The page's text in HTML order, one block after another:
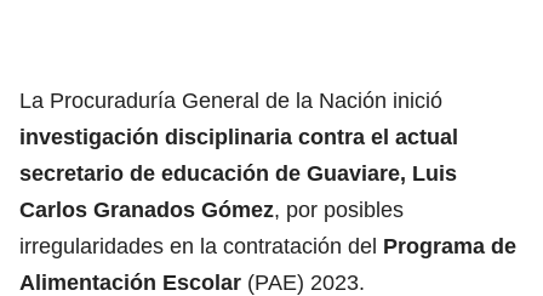
La Procuraduría General de la Nación inició
investigación disciplinaria contra el actual
secretario de educación de Guaviare, Luis
Carlos Granados Gómez, por posibles
irregularidades en la contratación del Programa de
Alimentación Escolar (PAE) 2023.